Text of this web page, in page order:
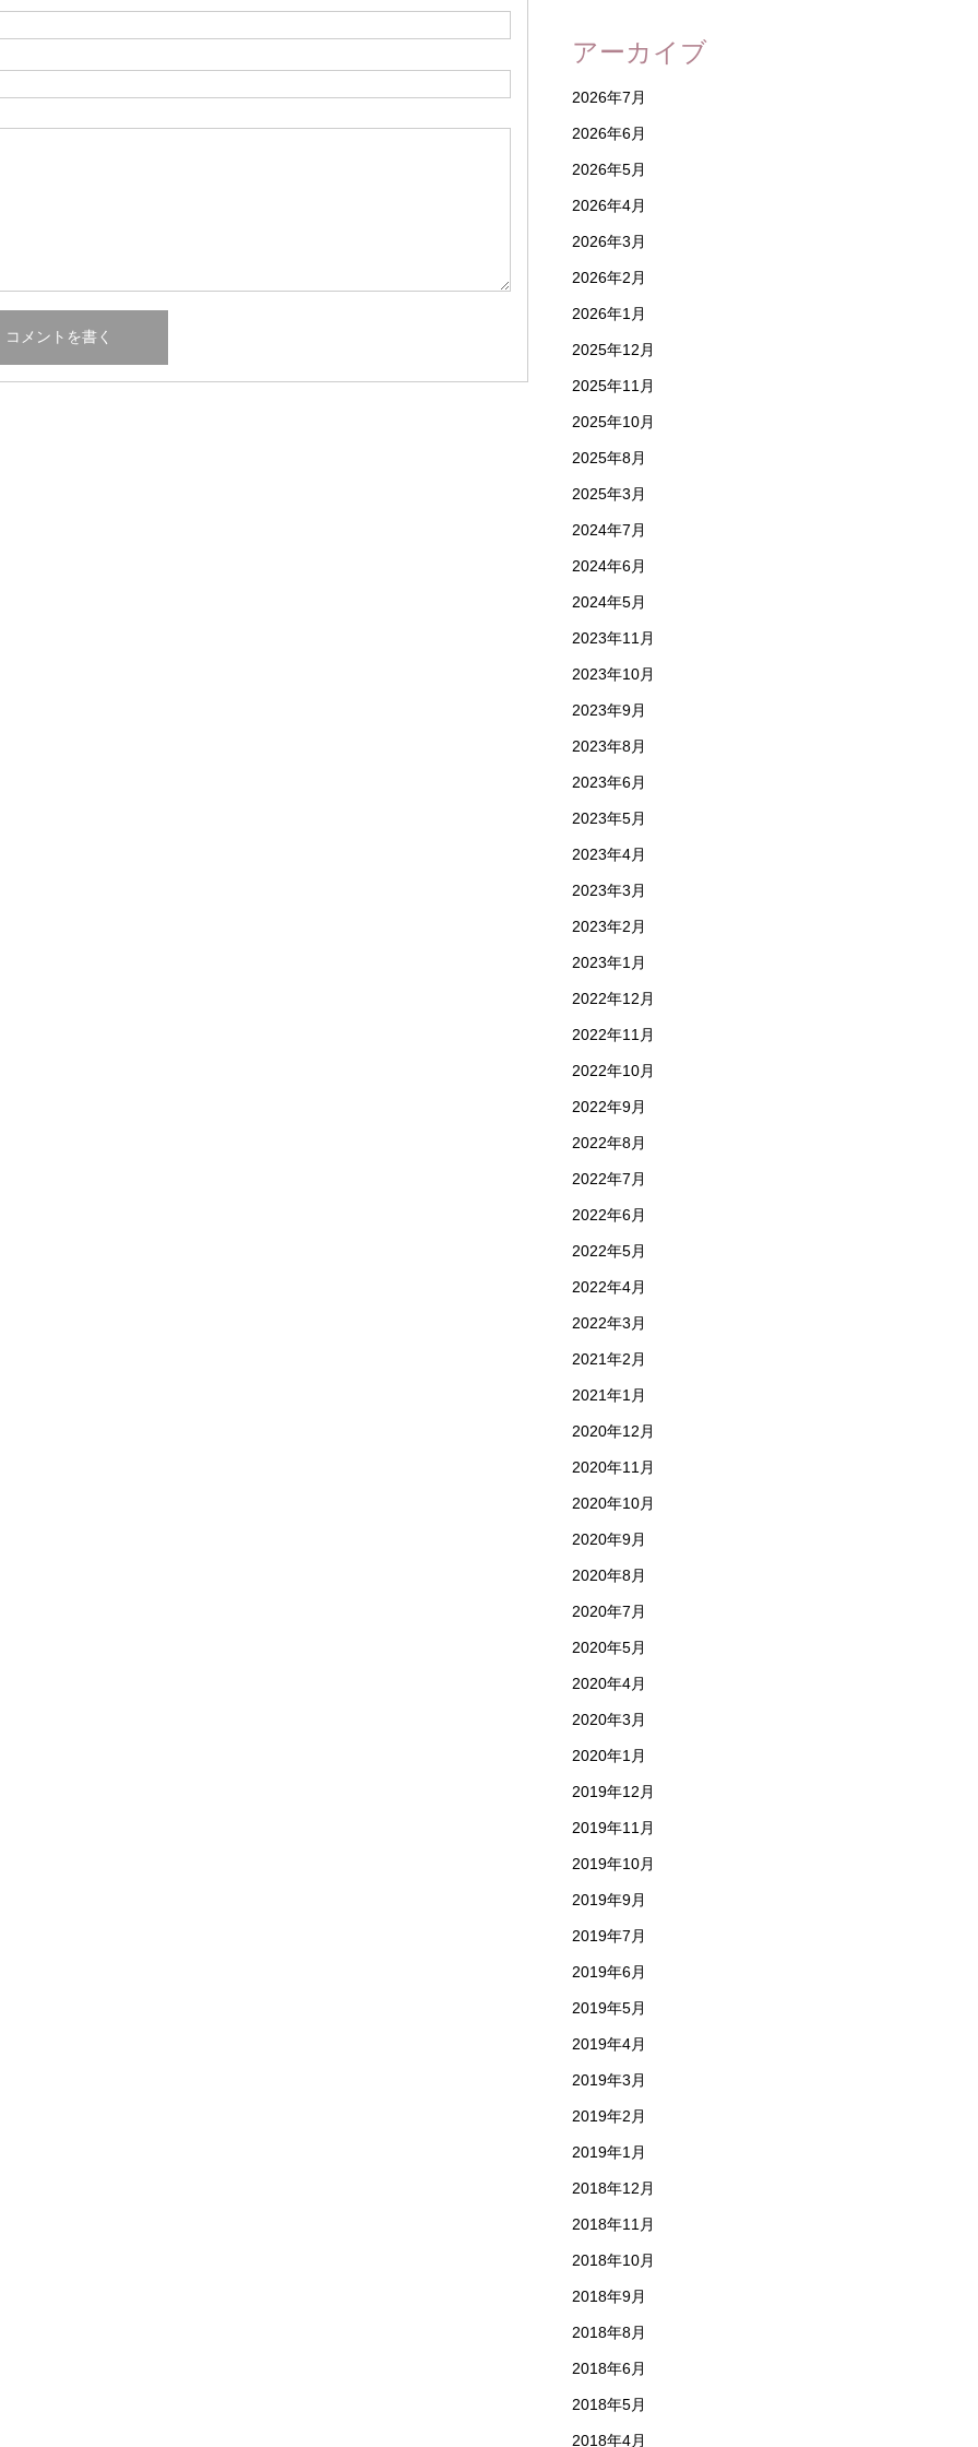
アーカイブ
2026年7月
2026年6月
2026年5月
2026年4月
2026年3月
2026年2月
2026年1月
2025年12月
2025年11月
2025年10月
2025年8月
2025年3月
2024年7月
2024年6月
2024年5月
2023年11月
2023年10月
2023年9月
2023年8月
2023年6月
2023年5月
2023年4月
2023年3月
2023年2月
2023年1月
2022年12月
2022年11月
2022年10月
2022年9月
2022年8月
2022年7月
2022年6月
2022年5月
2022年4月
2022年3月
2021年2月
2021年1月
2020年12月
2020年11月
2020年10月
2020年9月
2020年8月
2020年7月
2020年5月
2020年4月
2020年3月
2020年1月
2019年12月
2019年11月
2019年10月
2019年9月
2019年7月
2019年6月
2019年5月
2019年4月
2019年3月
2019年2月
2019年1月
2018年12月
2018年11月
2018年10月
2018年9月
2018年8月
2018年6月
2018年5月
2018年4月